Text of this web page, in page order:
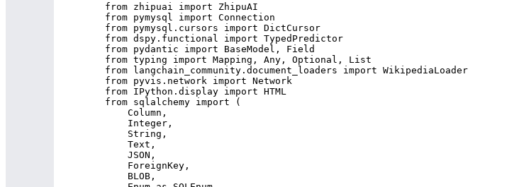
   from zhipuai import ZhipuAI
   from pymysql import Connection
   from pymysql.cursors import DictCursor
   from dspy.functional import TypedPredictor
   from pydantic import BaseModel, Field
   from typing import Mapping, Any, Optional, List
   from langchain_community.document_loaders import WikipediaLoader
   from pyvis.network import Network
   from IPython.display import HTML
   from sqlalchemy import (
       Column,
       Integer,
       String,
       Text,
       JSON,
       ForeignKey,
       BLOB,